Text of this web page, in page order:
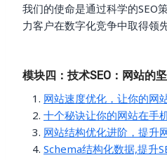
我们的使命是通过科学的SEO
力客户在数字化竞争中取得领
模块四：技术SEO：网站的
网站速度优化，让你的网
十个秘诀让你的网站在手
网站结构优化进阶，提升
Schema结构化数据,提升